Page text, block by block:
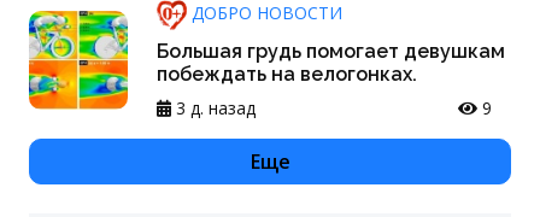
ДОБРО НОВОСТИ
Большая грудь помогает девушкам
побеждать на велогонках.
3 д. назад
9
Еще